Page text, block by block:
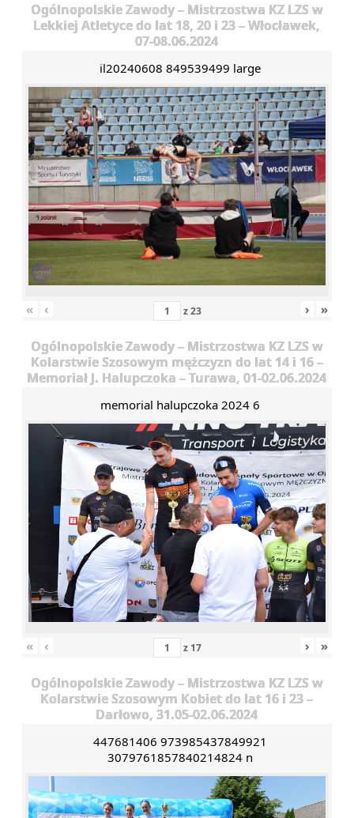
Ogólnopolskie Zawody – Mistrzostwa KZ LZS w
Lekkiej Atletyce do lat 18, 20 i 23 – Włocławek,
07-08.06.2024
il20240608 849539499 large
« ‹ z23 › »
Ogólnopolskie Zawody – Mistrzostwa KZ LZS w
Kolarstwie Szosowym mężczyzn do lat 14 i 16 –
Memoriał J. Halupczoka – Turawa, 01-02.06.2024
memorial halupczoka 2024 6
« ‹ z 17 › »
Ogólnopolskie Zawody – Mistrzostwa KZ LZS w
Kolarstwie Szosowym Kobiet do lat 16 i 23 –
Darłowo, 31.05-02.06.2024
447681406 973985437849921
3079761857840214824 n